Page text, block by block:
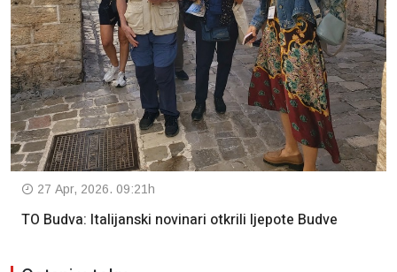
27 Apr, 2026. 09:21h
TO Budva: Italijanski novinari otkrili ljepote Budve